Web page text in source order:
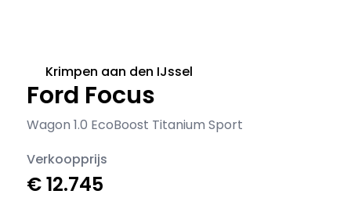
Ford Focus
Wagon 1.0 EcoBoost Titanium Sport
Krimpen aan den IJssel
Verkoopprijs
€ 12.745